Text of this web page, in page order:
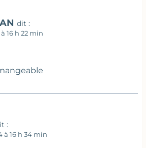
dit :
16 h 22 min
:
à 16 h 34 min